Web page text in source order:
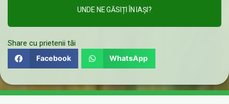
UNDE NE GĂSIȚI ÎN IAȘI?
Share cu prietenii tăi
Facebook WhatsApp